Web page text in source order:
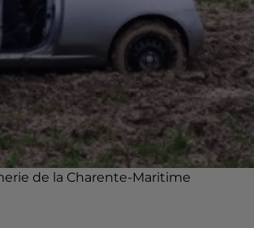
de la Charente-Maritime